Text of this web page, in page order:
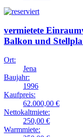
vermietete
Balkon und
Ort:
Jena
Baujahr:
1996
Kaufpreis:
62.000,00 €
Nettokaltmiete:
250,00 €
Warmmiete: